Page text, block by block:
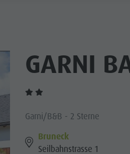
GARNI
Garni/B&B - 2 Sterne
Bruneck
Seilbahnstrasse 1